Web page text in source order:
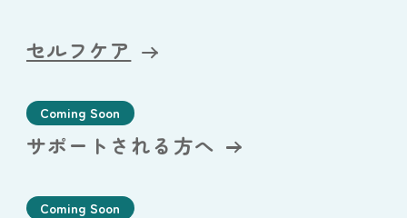
セルフケア
Coming Soon
サポートされる方へ
Coming Soon